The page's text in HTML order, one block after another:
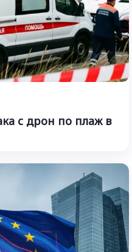
с дрон по плаж в